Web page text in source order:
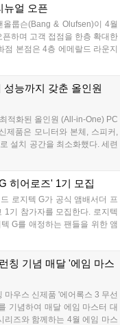
이밍 환경에서 최상의 반응 속
전용 방식을 채택해 지연 시간
뉴얼 오픈
룹슨(Bang & Olufsen)이 4월
하며 고객 접점을 한층 확대한
본점은 4층 에메랄드 라운지
콘셉트를 적용해 기존 매장보
은 고객이 뱅앤올룹슨의 사운
수 있도록 구성한 것이 특징이
능까지 갖춘 올인원
적화된 올인원 (All-in-One) PC
제품은 모니터와 본체, 스피커,
설치 공간을 최소화했다. 세련
미니멀한 디자인은 거실, 서재
적한 홈 컴퓨팅 환경을 제공한
히어로즈' 1기 모집
로지텍 G가 공식 앰배서더 프
1기 참가자를 모집한다. 로지텍
G를 애정하는 팬들을 위한 앰
서로는 약 200만 구독자를 보
, 크리에이터, 코스튬 플레이
누구나 지원할 수 있다....
칭 기념 매달 '에임 마스
우스 신제품 '에어록스 3 무선
기념하여 매달 에임 마스터 대
리즈와 함께하는 4월 에임 마스